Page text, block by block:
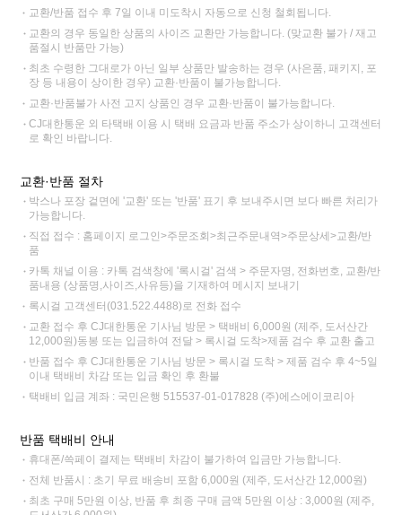
교환/반품 접수 후 7일 이내 미도착시 자동으로 신청 철회됩니다.
교환의 경우 동일한 상품의 사이즈 교환만 가능합니다. (맞교환 불가 / 재고
품절시 반품만 가능)
최초 수령한 그대로가 아닌 일부 상품만 발송하는 경우 (사은품, 패키지, 포
장 등 내용이 상이한 경우) 교환·반품이 불가능합니다.
교환·반품불가 사전 고지 상품인 경우 교환·반품이 불가능합니다.
CJ대한통운 외 타택배 이용 시 택배 요금과 반품 주소가 상이하니 고객센터
로 확인 바랍니다.
교환·반품 절차
박스나 포장 겉면에 '교환' 또는 '반품' 표기 후 보내주시면 보다 빠른 처리가
가능합니다.
직접 접수 : 홈페이지 로그인>주문조회>최근주문내역>주문상세>교환/반
품
카톡 채널 이용 : 카톡 검색창에 '록시걸' 검색 > 주문자명, 전화번호, 교환/반
품내용 (상품명,사이즈,사유등)을 기재하여 메시지 보내기
록시걸 고객센터(031.522.4488)로 전화 접수
교환 접수 후 CJ대한통운 기사님 방문 > 택배비 6,000원 (제주, 도서산간
12,000원)동봉 또는 입금하여 전달 > 록시걸 도착>제품 검수 후 교환 출고
반품 접수 후 CJ대한통운 기사님 방문 > 록시걸 도착 > 제품 검수 후 4~5일
이내 택배비 차감 또는 입금 확인 후 환불
택배비 입금 계좌 : 국민은행 515537-01-017828 (주)에스에이코리아
반품 택배비 안내
휴대폰/쓱페이 결제는 택배비 차감이 불가하여 입금만 가능합니다.
전체 반품시 : 초기 무료 배송비 포함 6,000원 (제주, 도서산간 12,000원)
최초 구매 5만원 이상, 반품 후 최종 구매 금액 5만원 이상 : 3,000원 (제주,